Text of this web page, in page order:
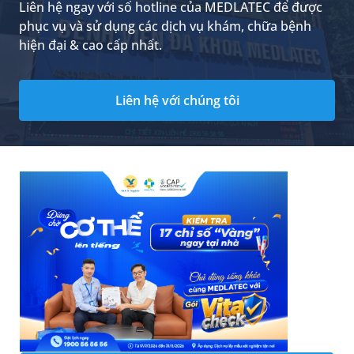
Liên hệ ngay với số hotline của MEDLATEC để được
phục vụ và sử dụng các dịch vụ khám, chữa bệnh
hiện đại & cao cấp nhất.
Liên hệ với chúng tôi